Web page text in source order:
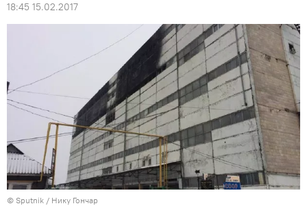
18:45 15.02.2017
© Sputnik / Нику Гончар